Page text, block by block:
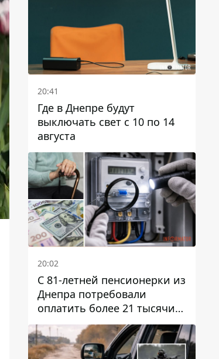
20:41
Где в Днепре будут
выключать свет с 10 по 14
августа
20:02
С 81-летней пенсионерки из
Днепра потребовали
оплатить более 21 тысячи
гривен за "вмешательство в
работу счетчика"